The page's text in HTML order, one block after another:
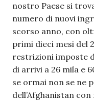
nostro Paese si
numero di nuovi
scorso anno, con
primi dieci mesi del
restrizioni imposte
di arrivi a 26 mila e
se ormai non se ne
dell’Afghanistan